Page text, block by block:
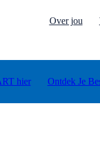
Over jou
hier Ontdek Je